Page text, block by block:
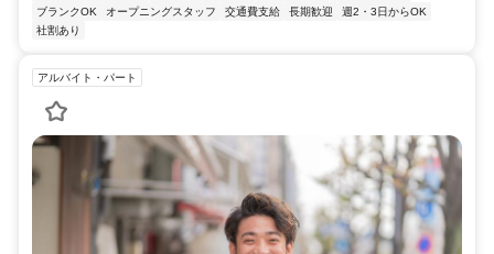
ブランクOK
オープニングスタッフ 交通費支給 長期歓迎
週2・3日からOK
社割あり
アルバイト・パート